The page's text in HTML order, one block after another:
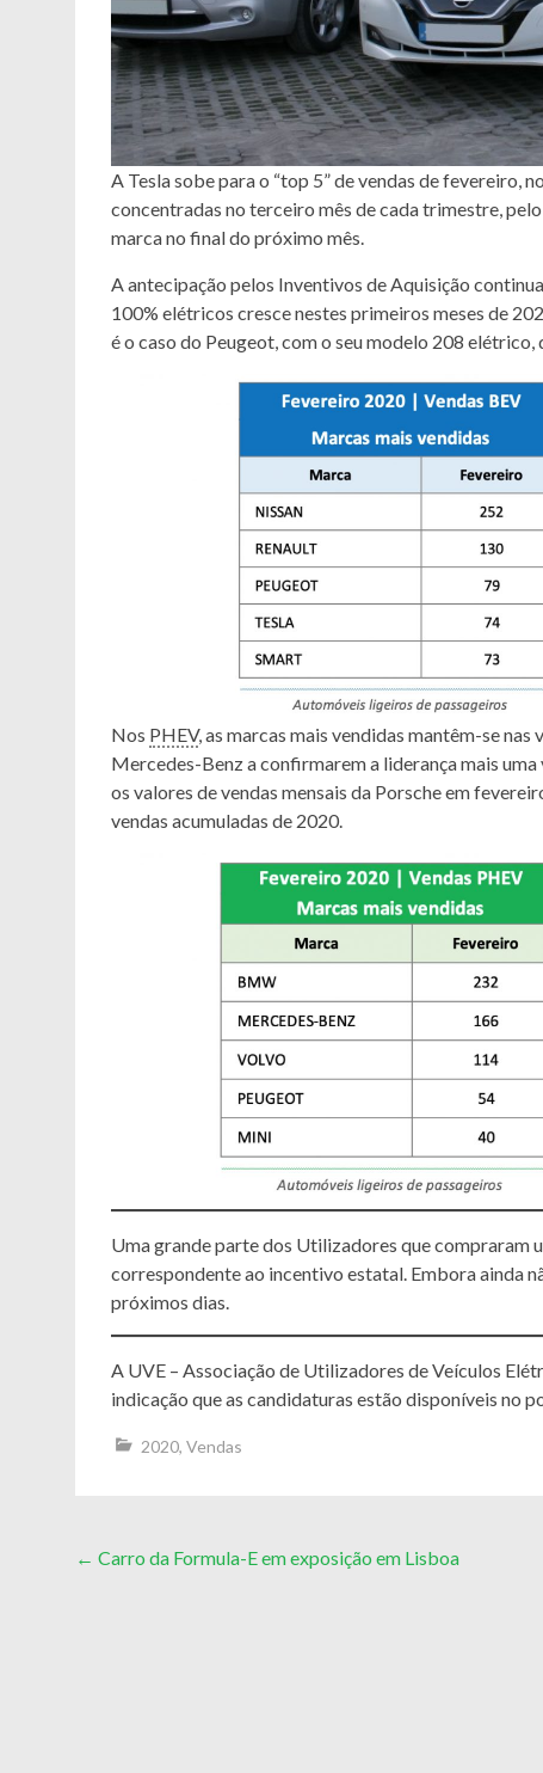
A Tesla sobe para o “top 5” de vendas de fevereiro,
concentradas no terceiro mês de cada trimestre,
marca no final do próximo mês.
A antecipação pelos Inventivos de Aquisição
100% elétricos cresce nestes primeiros meses de
é o caso do Peugeot, com o seu modelo 208 elétrico,
Nos PHEV, as marcas mais vendidas mantêm-se
Mercedes-Benz a confirmarem a liderança mais
os valores de vendas mensais da Porsche em
vendas acumuladas de 2020.
Uma grande parte dos Utilizadores que compraram
correspondente ao incentivo estatal. Embora ainda
próximos dias.
A UVE – Associação de Utilizadores de Veículos
indicação que as candidaturas estão disponíveis no
2020, Vendas
Post
← Carro da Formula-E em exposição em Lisboa